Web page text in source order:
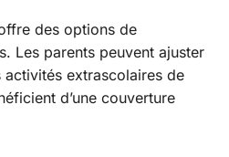
des options de
Les parents peuvent ajuster
activités extrascolaires de
d’une couverture